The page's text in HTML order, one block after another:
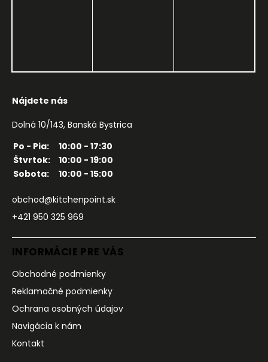
Nájdete nás
Dolná 10/143, Banská Bystrica
Po - Pia:
10:00 - 17:30
Štvrtok:
10:00 - 19:00
Sobota:
10:00 - 15:00
obchod@kitchenpoint.sk
+421 950 325 969
INFORMÁCIE PRE VÁS
Obchodné podmienky
Reklamačné podmienky
Ochrana osobných údajov
Navigácia k nám
Kontakt